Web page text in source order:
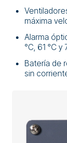
máxima
Alarma
°C, 61 °C y
Batería de
sin